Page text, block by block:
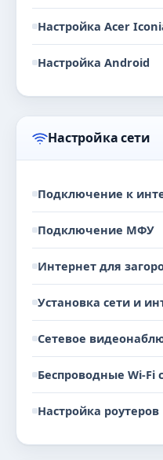
Настройка Acer
Настройка Android
Настройка сети
Подключение к
Подключение МФУ
Интернет для
Установка сети и
Сетевое
Беспроводные Wi-Fi
Настройка роутеров